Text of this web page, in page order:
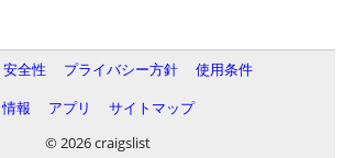
安全性 プライバシー方針
使用条件
情報
アプリ
サイトマップ
© 2026 craigslist